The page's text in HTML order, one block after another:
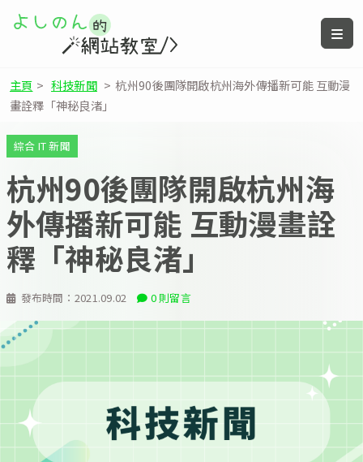
主頁 > 科技新聞 > 杭州90後團隊開啟杭州海外傳播新可能 互動漫
畫詮釋「神秘良渚」
發布時間： 2021.09.02 0 則留言
綜合 IT 新聞
杭州90後團隊開啟杭州海
外傳播新可能 互動漫畫詮
釋「神秘良渚」